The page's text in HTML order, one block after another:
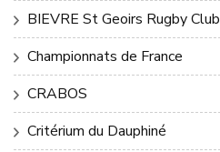
BIEVRE St Geoirs Rugby Club
Championnats de France
CRABOS
Critérium du Dauphiné